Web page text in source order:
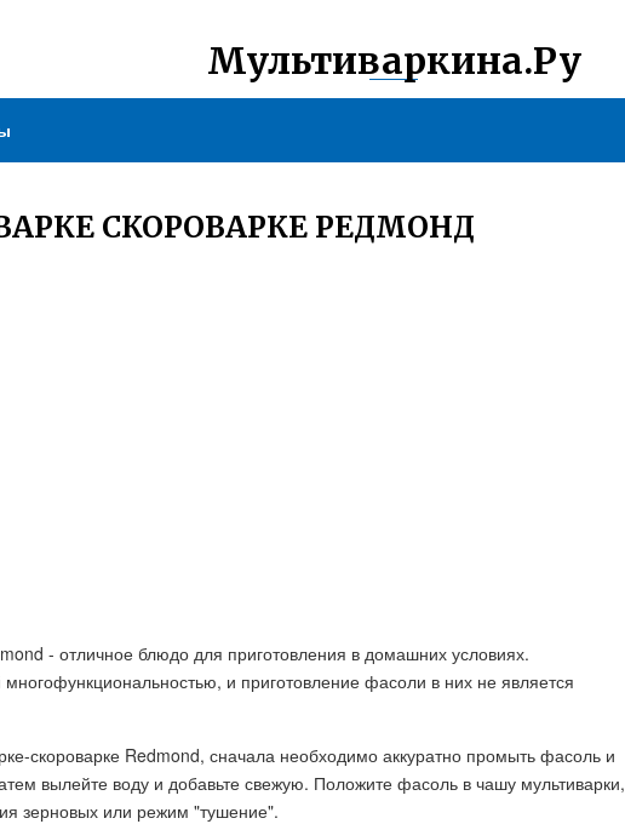
Мультиваркина.Ру
СКОРОВАРКЕ РЕДМОНД
- отличное блюдо для приготовления в домашних условиях.
и приготовление фасоли в них не является
скороварке Redmond, сначала необходимо аккуратно промыть фасоль и
вылейте воду и добавьте свежую. Положите фасоль в чашу мультиварки,
зерновых или режим "тушение".